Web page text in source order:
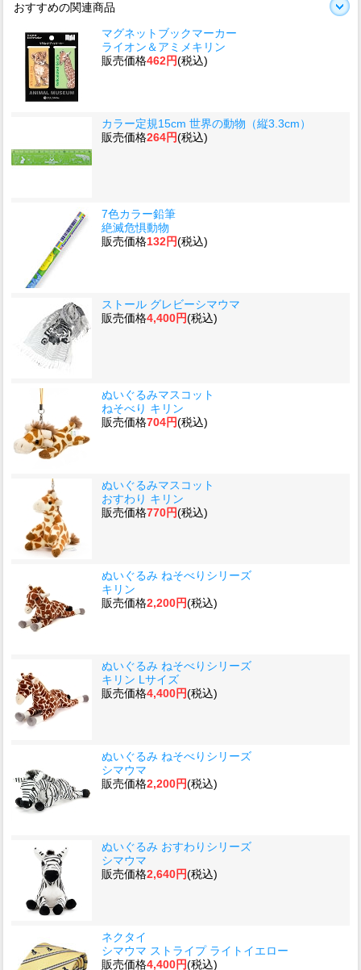
おすすめの関連商品
マグネットブックマーカー
ライオン＆アミメキリン
販売価格462円(税込)
カラー定規15cm 世界の動物（縦3.3cm）
販売価格264円(税込)
7色カラー鉛筆
絶滅危惧動物
販売価格132円(税込)
ストール グレビーシマウマ
販売価格4,400円(税込)
ぬいぐるみマスコット
ねそべり キリン
販売価格704円(税込)
ぬいぐるみマスコット
おすわり キリン
販売価格770円(税込)
ぬいぐるみ ねそべりシリーズ
キリン
販売価格2,200円(税込)
ぬいぐるみ ねそべりシリーズ
キリン Lサイズ
販売価格4,400円(税込)
ぬいぐるみ ねそべりシリーズ
シマウマ
販売価格2,200円(税込)
ぬいぐるみ おすわりシリーズ
シマウマ
販売価格2,640円(税込)
ネクタイ
シマウマ ストライプ ライトイエロー
販売価格4,400円(税込)